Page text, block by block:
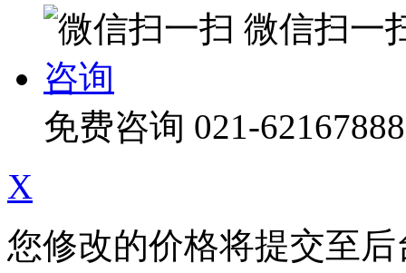
微信扫一
咨询
免费咨询 021-62167888
X
您修改的价格将提交至